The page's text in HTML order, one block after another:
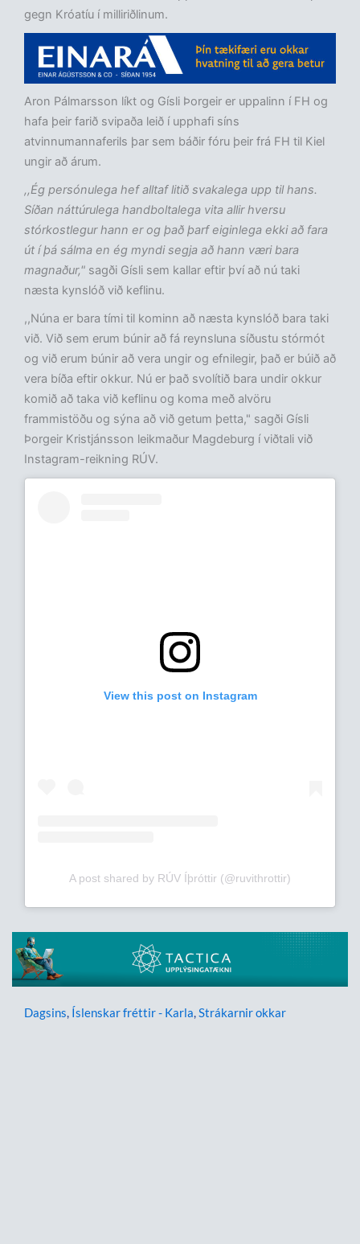
gegn Króatíu í milliriðlinum.
Aron Pálmarsson líkt og Gísli Þorgeir er uppalinn í FH og
hafa þeir farið svipaða leið í upphafi síns
atvinnumannaferils þar sem báðir fóru þeir frá FH til Kiel
ungir að árum.
,,Ég persónulega hef alltaf litið svakalega upp til hans.
Síðan náttúrulega handboltalega vita allir hversu
stórkostlegur hann er og það þarf eiginlega ekki að fara
út í þá sálma en ég myndi segja að hann væri bara
magnaður," sagði Gísli sem kallar eftir því að nú taki
næsta kynslóð við keflinu.
,,Núna er bara tími til kominn að næsta kynslóð bara taki
við. Við sem erum búnir að fá reynsluna síðustu stórmót
og við erum búnir að vera ungir og efnilegir, það er búið að
vera bíða eftir okkur. Nú er það svolítið bara undir okkur
komið að taka við keflinu og koma með alvöru
frammistöðu og sýna að við getum þetta," sagði Gísli
Þorgeir Kristjánsson leikmaður Magdeburg í viðtali við
Instagram-reikning RÚV.
View this post on Instagram
A post shared by RÚV Íþróttir (@ruvithrottir)
Dagsins Íslenskar fréttir - Karla Strákarnir okkar